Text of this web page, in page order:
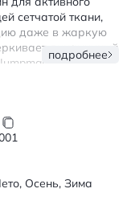
сетчатой ткани,
даже в жаркую
динамичный
на боковой
ударных
нагрузки
фиксации
подробнее
Осень, Зима